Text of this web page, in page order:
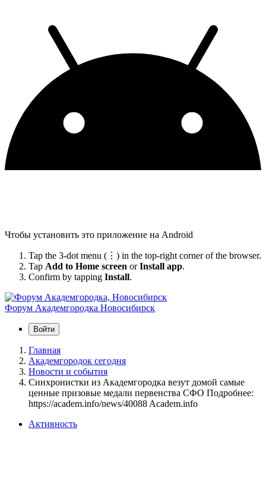
Чтобы установить это приложение на Android
Tap the 3-dot menu (⋮) in the top-right corner of the browser.
Tap Add to Home screen orInstall app.
Confirm by tapping Install.
Форум Академгородка Новосибирск
Войти
Главная
Академгородок сегодня
Новости и события
Синхронистки из Академгородка везут домой самые
ценные призовые медали первенства СФО Подробнее:
https://academ.info/news/40088 Academ.info
Активность